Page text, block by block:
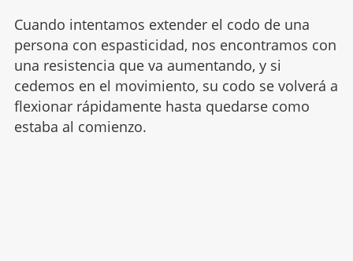
Cuando intentamos extender el codo de una
persona con espasticidad, nos encontramos con
una resistencia que va aumentando, y si
cedemos en el movimiento, su codo se volverá a
flexionar rápidamente hasta quedarse como
estaba al comienzo.